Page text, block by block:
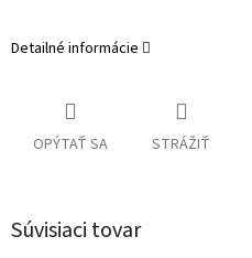
Detailné informácie
OPÝTAŤ SA STRÁŽIŤ
Súvisiaci tovar